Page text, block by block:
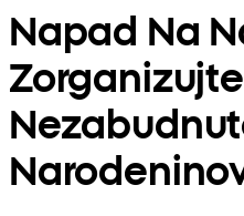
Napad Na
Zorganizujte